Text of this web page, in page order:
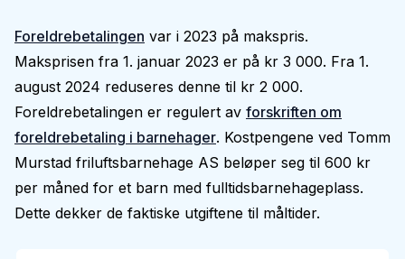
Foreldrebetalingen var i 2023 på makspris.
Maksprisen fra 1. januar 2023 er på kr 3 000. Fra 1.
august 2024 reduseres denne til kr 2 000.
Foreldrebetalingen er regulert av forskriften om
foreldrebetaling i barnehager. Kostpengene ved Tomm
Murstad friluftsbarnehage AS beløper seg til 600 kr
per måned for et barn med fulltidsbarnehageplass.
Dette dekker de faktiske utgiftene til måltider.